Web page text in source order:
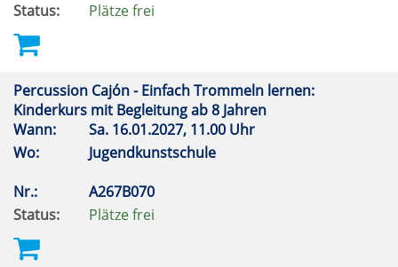
Status:
Plätze frei
Percussion Cajón - Einfach Trommeln lernen:
Kinderkurs mit Begleitung ab 8 Jahren
Wann:
Sa. 16.01.2027, 11.00 Uhr
Wo:
Jugendkunstschule
Nr.:
A267B070
Status:
Plätze frei